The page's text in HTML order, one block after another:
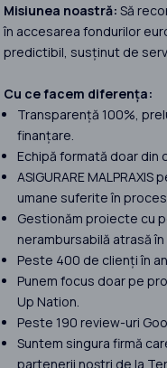
Misiunea noastră: Să
în accesarea fondurilor
predictibil, susținut de
Cu ce facem diferența:
Transparență 100%,
finanțare.
Echipă formată doar din
ASIGURARE
umane suferite în
Gestionăm proiecte cu
nerambursabilă atrasă
Peste 400 de clienți în
Punem focus doar pe
Up Nation.
Peste 190 review-uri
Suntem singura firmă
partenerii noștri de la